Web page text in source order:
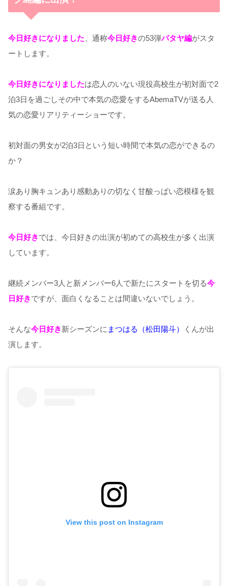
今日好きになりました 、通称今日好きの53弾パタヤ編がスタ
ートします。
今日好きになりましたは恋人のいない現役高校生が初対面で2
泊3日を過ごしその中で本気の恋愛をするAbemaTVが送る人
気の恋愛リアリティーショーです。
初対面の男女が2泊3日という短い時間で本気の恋ができるの
か？
涙あり胸キュンあり感動ありの切なく甘酸っぱい恋模様を観
察する番組です。
今日好きでは、今日好きの出演が初めての高校生が多く出演
しています。
継続メンバー3人と新メンバー6人で新たにスタートを切る今
日好きですが、面白くなることは間違いないでしょう。
そんな今日好き新シーズンに まつはる（松田陽斗）
くんが出
演します。
View this post on Instagram